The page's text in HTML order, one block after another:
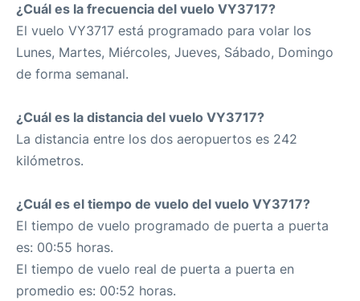
¿Cuál es la frecuencia del vuelo VY3717?
El vuelo VY3717 está programado para volar los
Lunes, Martes, Miércoles, Jueves, Sábado, Domingo
de forma semanal.
¿Cuál es la distancia del vuelo VY3717?
La distancia entre los dos aeropuertos es 242
kilómetros.
¿Cuál es el tiempo de vuelo del vuelo VY3717?
El tiempo de vuelo programado de puerta a puerta
es: 00:55 horas.
El tiempo de vuelo real de puerta a puerta en
promedio es: 00:52 horas.